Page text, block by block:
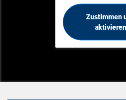
Zustimmen
aktivieren